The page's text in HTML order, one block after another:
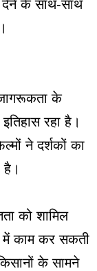
देने के साथ-साथ
जागरूकता के
रहा है।
ने दर्शकों का
है।
को शामिल
काम कर सकती
के सामने